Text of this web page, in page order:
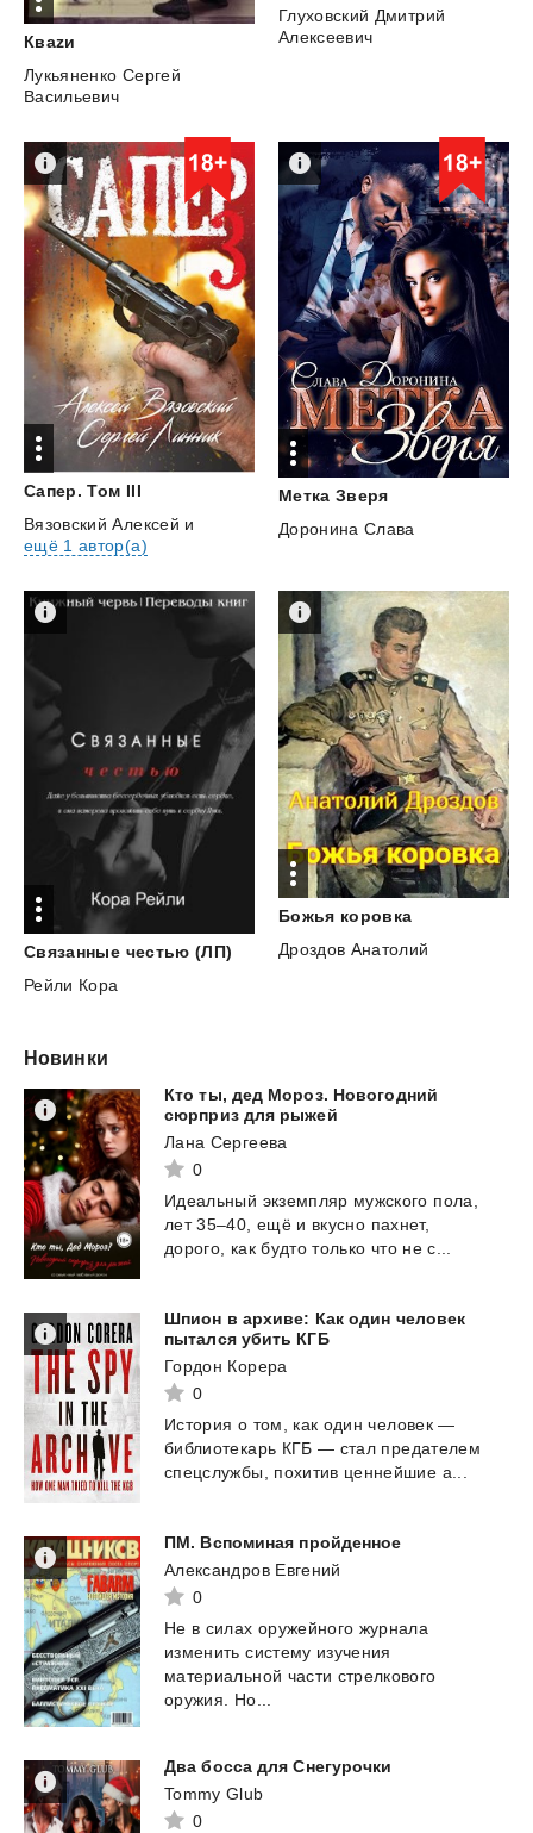
Кваzи
Лукьяненко Сергей
Васильевич
Глуховский Дмитрий
Алексеевич
Сапер. Том III
Вязовский Алексей и
ещё 1 автор(а)
Метка Зверя
Доронина Слава
Связанные честью (ЛП)
Рейли Кора
Божья коровка
Дроздов Анатолий
Новинки
Кто ты, дед Мороз. Новогодний
сюрприз для рыжей
Лана Сергеева
0
Идеальный экземпляр мужского пола,
лет 35–40, ещё и вкусно пахнет,
дорого,
как будто только что не с...
Шпион в архиве: Как один человек
пытался убить КГБ
Гордон Корера
0
История о том, как один человек —
библиотекарь КГБ — стал предателем
спецслужбы,
похитив ценнейшие а...
ПМ. Вспоминая пройденное
Александров Евгений
0
Не в силах оружейного журнала
изменить систему изучения
материальной части стрелкового
оружия. Но...
Два босса для Снегурочки
Tommy Glub
0